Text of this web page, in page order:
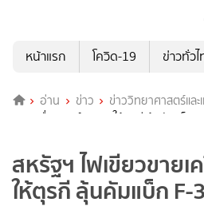
หน้าแรก
โควิด-19 ข่าวทั่ว
อ่าน ข่าว ข่าววิทยาศาสตร์และ
ขายเครื่องยนต์ F110 ให้ตุรกี ลุ้นคัมแบ็ก F-
สหรัฐฯ ไฟเขียวขาย
ให้ตุรกี ลุ้นคัมแบ็ก F-